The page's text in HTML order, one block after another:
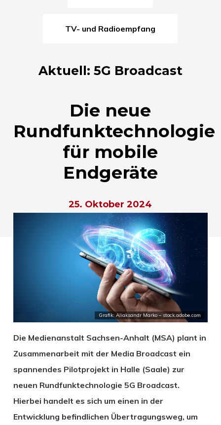
TV- und Radioempfang
Aktuell: 5G Broadcast
Die neue
Rundfunktechnologie
für mobile
Endgeräte
25. Oktober 2024
Grafik: Aliaksandr Marko – stock.adobe.com
Die Medienanstalt Sachsen-Anhalt (MSA) plant in
Zusammenarbeit mit der Media Broadcast ein
spannendes Pilotprojekt in Halle (Saale) zur
neuen Rundfunktechnologie 5G Broadcast.
Hierbei handelt es sich um einen in der
Entwicklung befindlichen Übertragungsweg, um